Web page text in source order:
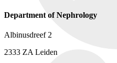
Department of Nephrology
Albinusdreef 2
2333 ZA Leiden